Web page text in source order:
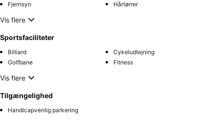
Fjernsyn
Hårtørrer
Vis flere
Sportsfaciliteter
Billiard
Cykeludlejning
Golfbane
Fitness
Vis flere
Tilgængelighed
Handicapvenlig parkering